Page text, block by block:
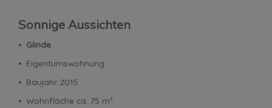
Sonnige Aussichten
⦁ Glinde
⦁ Eigentumswohnung
⦁ Baujahr 2015
⦁ Wohnfläche ca. 75 m²